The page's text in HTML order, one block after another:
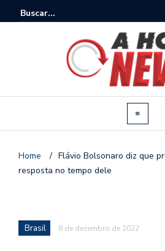
Home / Flávio Bolsonaro diz que
resposta no tempo dele
Brasil 8 de dezembro de 2022